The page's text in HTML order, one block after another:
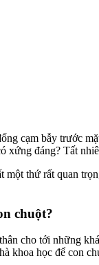
cạm bẫy trước
xứng đáng? Tất
thứ rất quan
chuột?
cho tới những
khoa học để con